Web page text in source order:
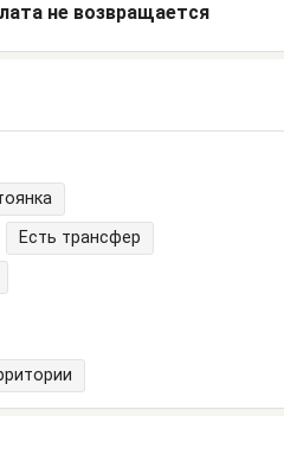
не возвращается
Есть трансфер